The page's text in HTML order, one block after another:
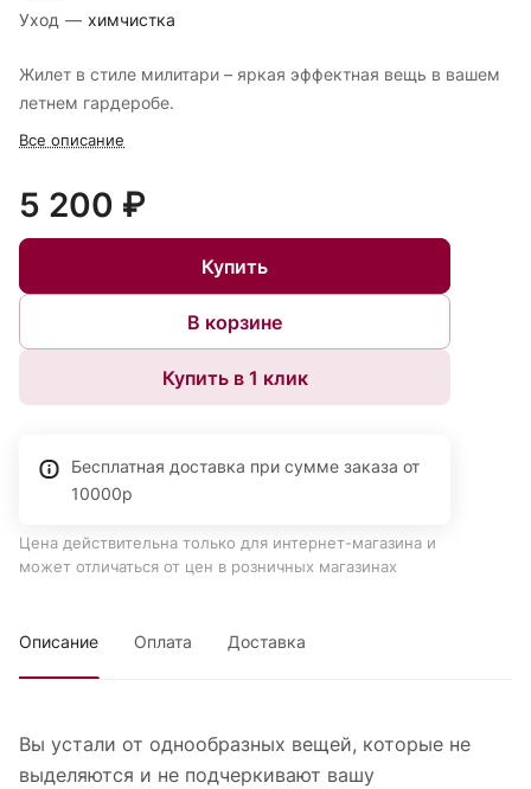
Уход — химчистка
Жилет в стиле милитари – яркая эффектная вещь в вашем
летнем гардеробе.
Все описание
5 200 ₽
Купить
В корзине
Купить в 1 клик
Бесплатная доставка при сумме заказа от
10000р
Цена действительна только для интернет-магазина и
может отличаться от цен в розничных магазинах
Описание Оплата Доставка
Вы устали от однообразных вещей, которые не
выделяются и не подчеркивают вашу